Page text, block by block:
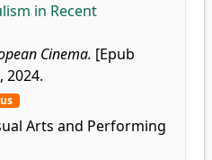
in Recent
Cinema. [Epub
2024.
Arts and Performing